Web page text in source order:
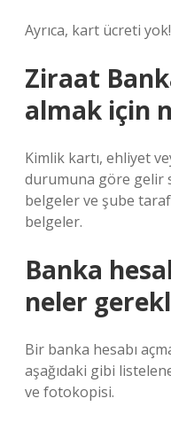
Ayrıca, kart ücreti yok!
Ziraat
almak için
Kimlik kartı, ehliyet
durumuna göre gelir
belgeler ve şube
belgeler.
Banka
neler
Bir banka hesabı
aşağıdaki gibi
ve fotokopisi.